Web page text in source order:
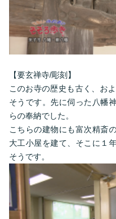
【要玄禅寺/彫刻】
このお寺の歴史も古く、お
そうです。先に伺った八幡
らの奉納でした。
こちらの建物にも富次精斎
大工小屋を建て、そこに１
そうです。